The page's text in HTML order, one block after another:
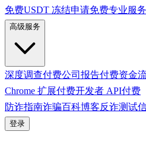
免费USDT 冻结申请免费专业服
高级服务
深度调查付费公司报告付费资金
Chrome 扩展付费开发者 API付费
防诈指南诈骗百科博客反诈测试
登录